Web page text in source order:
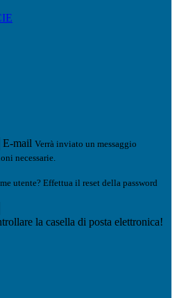
E-mail Verrà inviato un messaggio
necessarie.
utente? Effettua il reset della password
la casella di posta elettronica!